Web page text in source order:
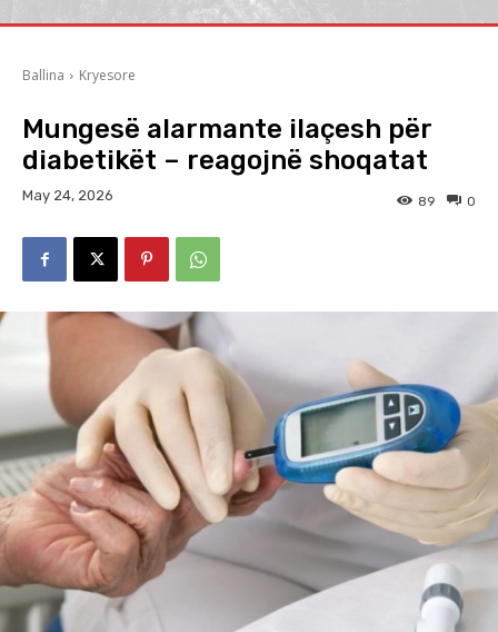
Ballina Kryesore
Mungesë alarmante ilaçesh për
diabetikët – reagojnë shoqatat
May 24, 2026 0
89